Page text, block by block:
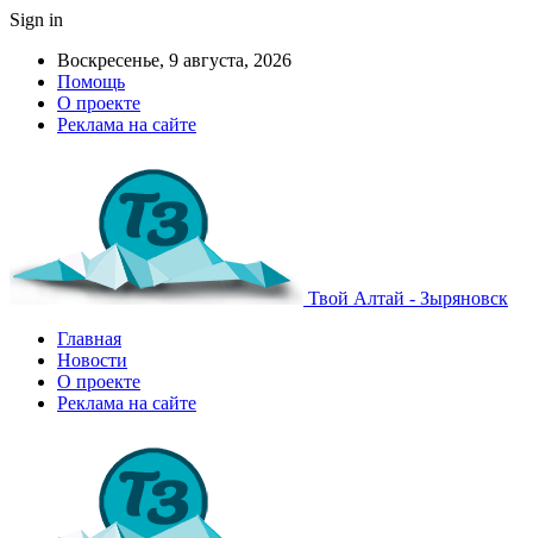
Sign in
Воскресенье, 9 августа, 2026
Помощь
О проекте
Реклама на сайте
Твой Алтай - Зыряновск
Главная
Новости
О проекте
Реклама на сайте